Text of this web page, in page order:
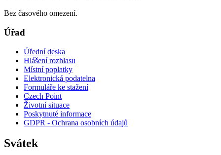
Bez časového omezení.
Úřad
Úřední deska
Hlášení rozhlasu
Místní poplatky
Elektronická podatelna
Formuláře ke stažení
Czech Point
Životní situace
Poskytnuté informace
GDPR - Ochrana osobních údajů
Svátek